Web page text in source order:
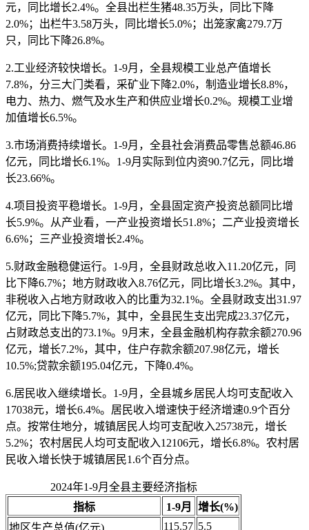
元，同比增长2.4%。全县出栏生猪48.35万头，同比下降
2.0%；出栏牛3.58万头，同比增长5.0%；出笼家禽279.7万
只，同比下降26.8%。
2.工业经济较快增长。1-9月，全县规模工业总产值增长
7.8%，分三大门类看，采矿业下降2.0%，制造业增长8.8%，
电力、热力、燃气及水生产和供应业增长0.2%。规模工业增
加值增长6.5%。
3.市场消费持续增长。1-9月，全县社会消费品零售总额46.86
亿元，同比增长6.1%。1-9月实际到位内资90.7亿元，同比增
长23.66%。
4.项目投资平稳增长。1-9月，全县固定资产投资总额同比增
长5.9%。从产业看，一产业投资增长51.8%；二产业投资增长
6.6%；三产业投资增长2.4%。
5.财政金融稳健运行。1-9月，全县财政总收入11.20亿元，同
比下降6.7%；地方财政收入8.76亿元，同比增长3.2%。其中，
非税收入占地方财政收入的比重为32.1%。全县财政支出31.97
亿元，同比下降5.7%，其中，全县民生支出完成23.37亿元，
占财政总支出的73.1%。9月末，全县金融机构存款余额270.96
亿元，增长7.2%，其中，住户存款余额207.98亿元，增长
10.5%;贷款余额195.04亿元，下降0.4%。
6.居民收入继续增长。1-9月，全县城乡居民人均可支配收入
17038元，增长6.4%。居民收入增速快于经济增速0.9个百分
点。按常住地分，城镇居民人均可支配收入25738元，增长
5.2%；农村居民人均可支配收入12106元，增长6.8%。农村居
民收入增长快于城镇居民1.6个百分点。
2024年1-9月全县主要经济指标
指标
1-9月
增长(%)
地区生产总值(亿元)
115.57 5.5